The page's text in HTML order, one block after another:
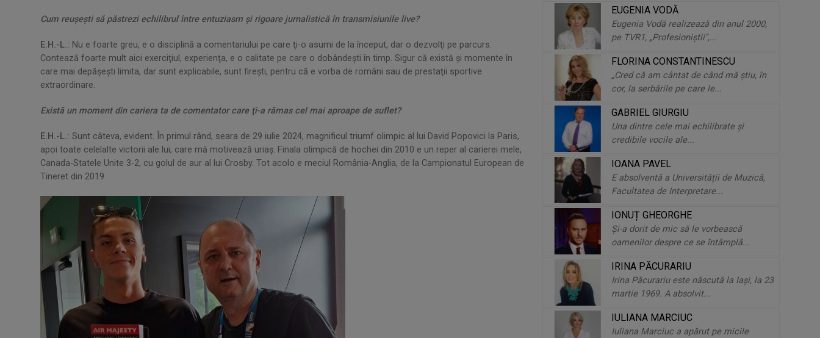
Cum reușeşti să păstrezi echilibrul între entuziasm și rigoare jurnalistică în transmisiunile live?
E.H.-L.: Nu e foarte greu, e o disciplină a comentariului pe care ţi-o asumi de la început, dar o dezvolţi pe parcurs.
Contează foarte mult aici exerciţiul, experienţa, e o calitate pe care o dobândeşti în timp. Sigur că există şi momente în
care mai depăşeşti limita, dar sunt explicabile, sunt fireşti, pentru că e vorba de români sau de prestaţii sportive
extraordinare.
Există un moment din cariera ta de comentator care ţi-a rămas cel mai aproape de suflet?
E.H.-L.: Sunt câteva, evident. În primul rând, seara de 29 iulie 2024, magnificul triumf olimpic al lui David Popovici la Paris,
apoi toate celelalte victorii ale lui, care mă motivează uriaş. Finala olimpică de hochei din 2010 e un reper al carierei mele,
Canada-Statele Unite 3-2, cu golul de aur al lui Crosby. Tot acolo e meciul România-Anglia, de la Campionatul European de
Tineret din 2019.
EUGENIA VODĂ
Eugenia Vodă realizează din anul 2000,
pe TVR1, „Profesioniştii",...
FLORINA CONSTANTINESCU
„Cred că am cântat de când mă ştiu, în
cor, la serbările pe care le...
GABRIEL GIURGIU
Una dintre cele mai echilibrate și
credibile vocile ale...
IOANA PAVEL
E absolventă a Universității de Muzică,
Facultatea de Interpretare...
IONUȚ GHEORGHE
Şi-a dorit de mic să le vorbească
oamenilor despre ce se întâmplă...
IRINA PĂCURARIU
Irina Păcurariu este născută la Iaşi, la 23
martie 1969. A absolvit...
IULIANA MARCIUC
Iuliana Marciuc a apărut pe micile